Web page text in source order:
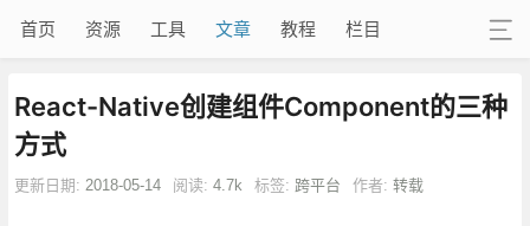
首页 资源 工具 文章 教程 栏目
React-Native创建组件Component的三种
方式
更新日期: 2018-05-14 阅读: 4.7k 标签: 跨平台 作者: 转载